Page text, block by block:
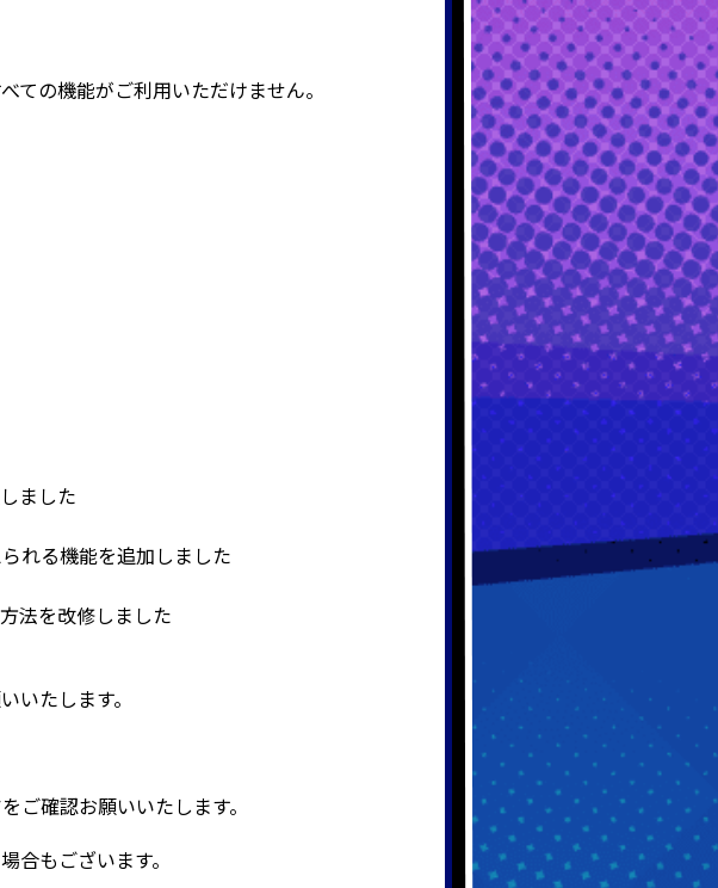
ての機能がご利用いただけません。
ました
れる機能を追加しました
法を改修しました
いたします。
ご確認お願いいたします。
合もございます。